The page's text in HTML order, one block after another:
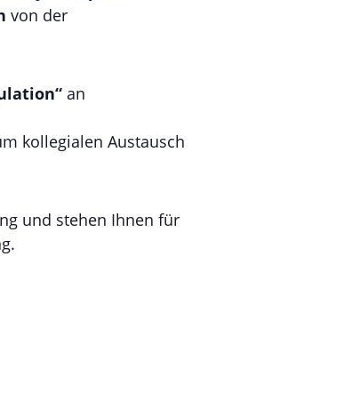
von der
an
kollegialen Austausch
und stehen Ihnen für